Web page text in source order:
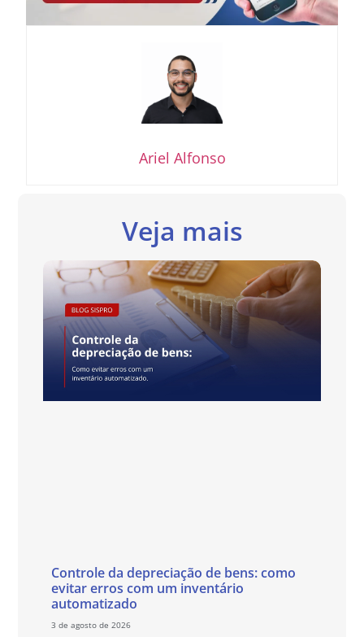
Ariel Alfonso
Veja mais
Controle da depreciação de bens: como
evitar erros com um inventário
automatizado
3 de agosto de 2026